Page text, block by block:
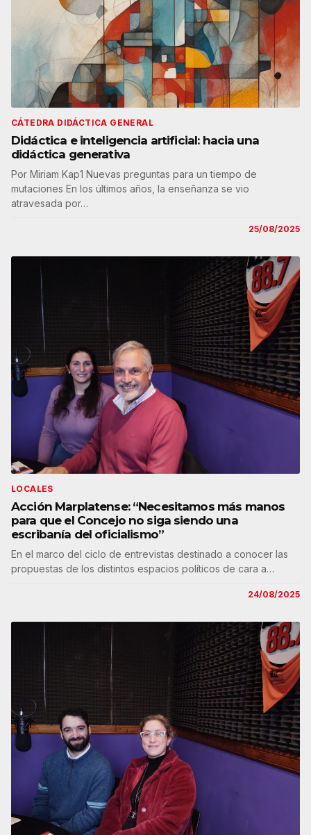
CÁTEDRA DIDÁCTICA GENERAL
Didáctica e inteligencia artificial: hacia una
didáctica generativa
Por Miriam Kap1 Nuevas preguntas para un tiempo de
mutaciones En los últimos años, la enseñanza se vio
atravesada por…
25/08/2025
LOCALES
Acción Marplatense: “Necesitamos más manos
para que el Concejo no siga siendo una
escribanía del oficialismo”
En el marco del ciclo de entrevistas destinado a conocer las
propuestas de los distintos espacios políticos de cara a…
24/08/2025